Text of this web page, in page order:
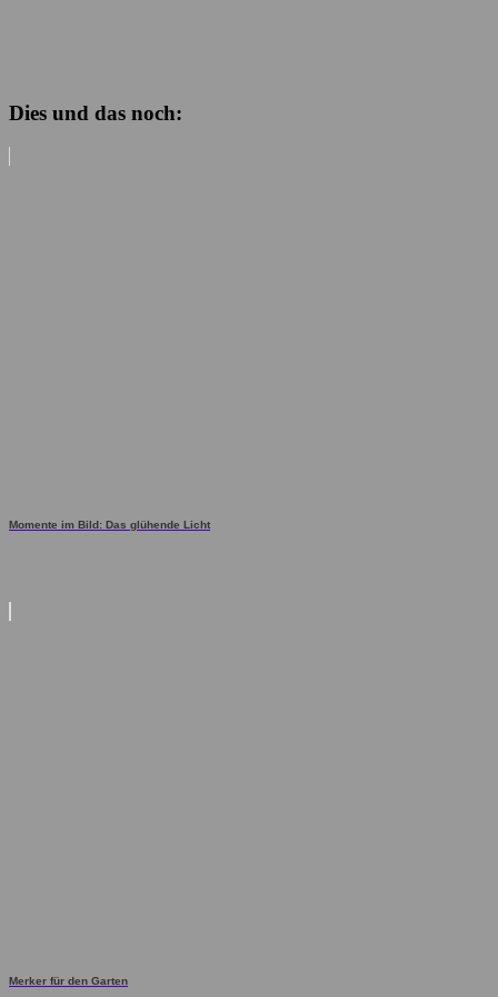
Dies und das noch:
Momente im Bild: Das glühende Licht
Merker für den Garten